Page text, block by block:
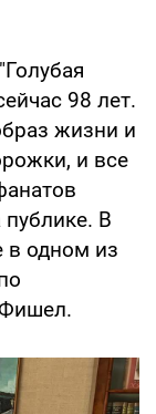
98 лет.
жизни и
и все
В
в одном из